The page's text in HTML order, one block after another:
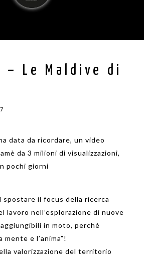
– Le Maldive di
data da ricordare, un video
da 3 milioni di visualizzazioni,
pochi giorni
spostare il focus della ricerca
lavoro nell’esplorazione di nuove
in moto, perchè
mente e l’anima”!
valorizzazione del territorio